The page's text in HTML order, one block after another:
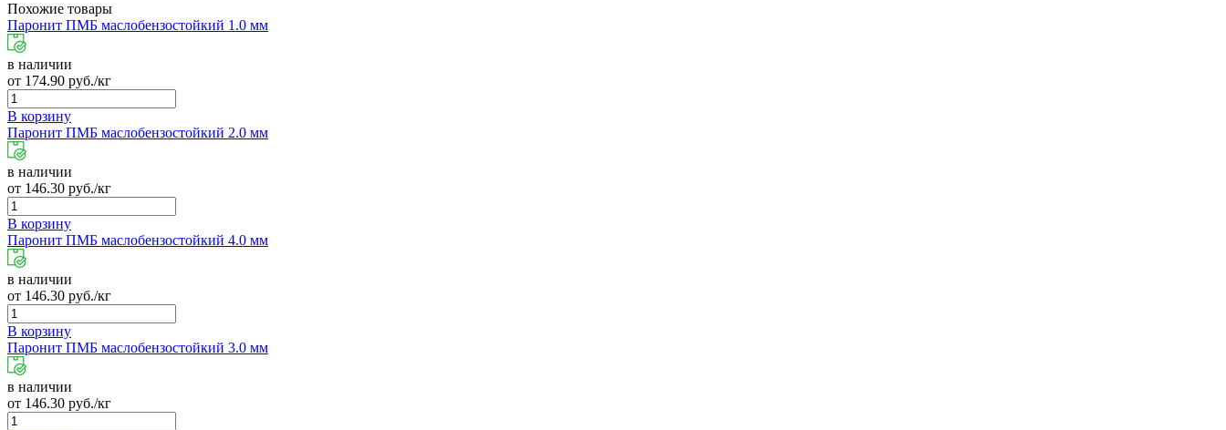
Похожие товары
Паронит ПМБ маслобензостойкий 1.0 мм
в наличии
от 174.90 руб./кг
В корзину
Паронит ПМБ маслобензостойкий 2.0 мм
в наличии
от 146.30 руб./кг
В корзину
Паронит ПМБ маслобензостойкий 4.0 мм
в наличии
от 146.30 руб./кг
В корзину
Паронит ПМБ маслобензостойкий 3.0 мм
в наличии
от 146.30 руб./кг